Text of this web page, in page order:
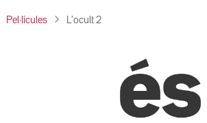
Pel·lícules L'ocult 2